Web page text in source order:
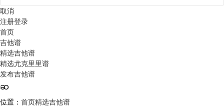
取消
注册登录
首页
吉他谱
精选吉他谱
精选尤克里里谱
发布吉他谱
位置： 首页精选吉他谱